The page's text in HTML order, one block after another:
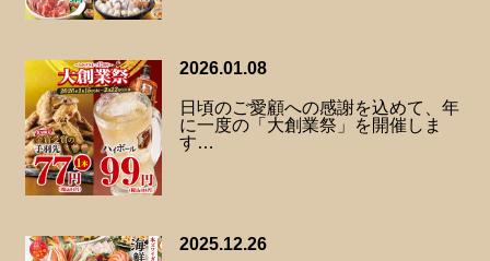
2026.01.08
日頃のご愛顧への感謝を込めて、年
に一度の「大創業祭」を開催しま
す…
2025.12.26